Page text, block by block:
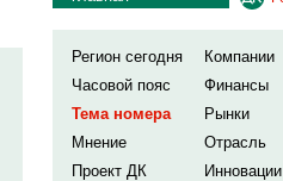
Регион сегодня
Компании
Часовой пояс
Финансы
Тема номера
Рынки
Мнение
Отрасль
Проект ДК
Инновации